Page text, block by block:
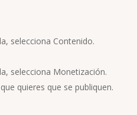
selecciona Contenido.
selecciona Monetización.
quieres que se publiquen.